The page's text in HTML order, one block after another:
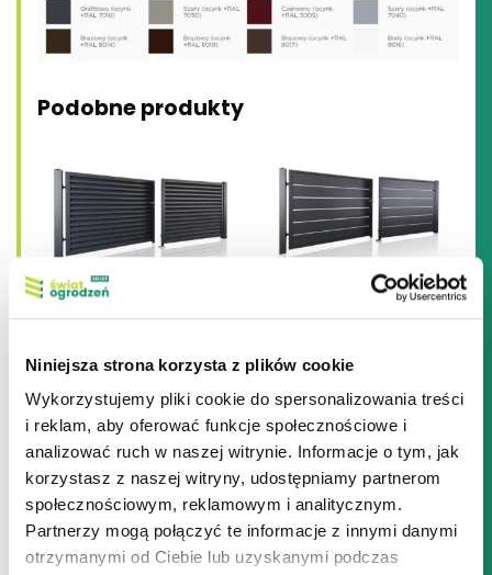
Niniejsza strona korzysta z plików cookie
Wykorzystujemy pliki cookie do spersonalizowania treści
i reklam, aby oferować funkcje społecznościowe i
analizować ruch w naszej witrynie. Informacje o tym, jak
korzystasz z naszej witryny, udostępniamy partnerom
społecznościowym, reklamowym i analitycznym.
Partnerzy mogą połączyć te informacje z innymi danymi
otrzymanymi od Ciebie lub uzyskanymi podczas
Podobne produkty
Brama dwuskrzydłowa
Ten
produkt
ma
wiele
wariantów.
Opcje
można
wybrać
Brama dwuskrzydłowa
Ten
produkt
ma
wiele
wariantów.
Opcje
można
wybrać